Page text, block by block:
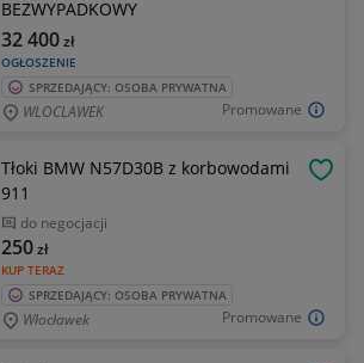
Promowane
BEZWYPADKOWY
OGŁOSZENIE
32 400zł
SPRZEDAJĄCY: OSOBA PRYWATNA
WLOCLAWEK
Promowane
Tłoki BMW N57D30B z korbowodami
911
do negocjacji
KUP TERAZ
250zł
SPRZEDAJĄCY: OSOBA PRYWATNA
Włocławek